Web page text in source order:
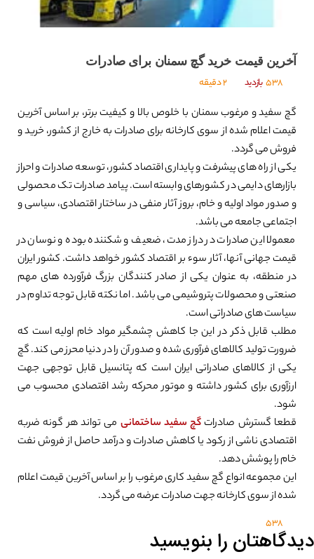
آخرین قیمت خرید گچ سمنان برای صادرات
538بازدید 2 دقیقه
گچ سفید و مرغوب سمنان با خلوص بالا و کیفیت برتر، بر اساس آخرین
قیمت اعلام شده از سوی کارخانه برای صادرات به خارج از کشور، خرید و
فروش می گردد.
یکی از راه های پیشرفت و پایداری اقتصاد کشور، توسعه صادرات و احراز
بازارهای دایمی در کشورهای وابسته است. پیامد صادرات تک محصولی
و صدور مواد اولیه و خام، بروز آثار منفی در ساختار اقتصادی، سیاسی و
اجتماعی جامعه می باشد.
معمولا این صادرات در دراز مدت، ضعیف و شکننده بوده و نوسان در
قیمت جهانی آنها، آثار سوء بر اقتصاد کشور خواهد داشت. کشور ایران
در منطقه، به عنوان یکی از صادر کنندگان بزرگ فرآورده های مهم
صنعتی و محصولات پتروشیمی می باشد. اما نکته قابل توجه تداوم در
سیاست های صادراتی است.
مطلب قابل ذکر در این جا کاهش چشمگیر مواد خام اولیه است که
ضرورت تولید کالاهای فرآوری شده و صدور آن را در دنیا محرز می کند. گچ
یکی از کالاهای صادراتی ایران است که پتانسیل قابل توجهی جهت
ارزآوری برای کشور داشته و موتور محرکه رشد اقتصادی محسوب می
شود.
قطعا گسترش صادراتگچ سفید ساختمانی می تواند هر گونه ضربه
اقتصادی ناشی از رکود یا کاهش صادرات و درآمد حاصل از فروش نفت
خام را پوشش دهد.
این مجموعه انواع گچ سفید کاری مرغوب را بر اساس آخرین قیمت اعلام
شده از سوی کارخانه جهت صادرات عرضه می گردد.
538
دیدگاهتان را بنویسید